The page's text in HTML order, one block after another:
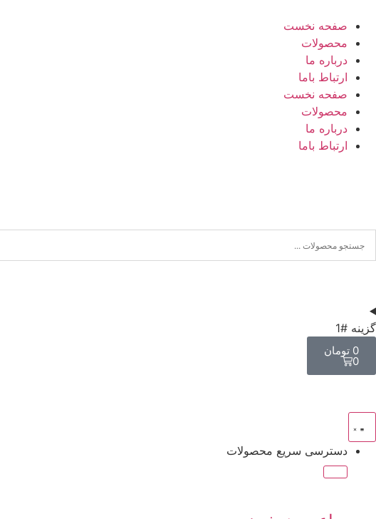
صفحه نخست
محصولات
درباره ما
ارتباط باما
صفحه نخست
محصولات
درباره ما
ارتباط باما
گزینه #1
0 تومان
0
دسترسی سریع محصولات